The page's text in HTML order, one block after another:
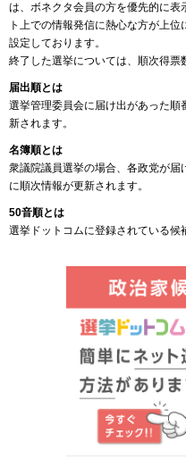
は、ボネクタ会員の方を優先的に表
ト上での情報発信に熱心な方が上
設定しております。
終了した選挙については、順次得票
届出順とは
選挙管理委員会に届け出があった
新されます。
名簿順とは
衆議院議員選挙の場合、各政党が
に順次情報が更新されます。
50音順とは
選挙ドットコムに登録されている候